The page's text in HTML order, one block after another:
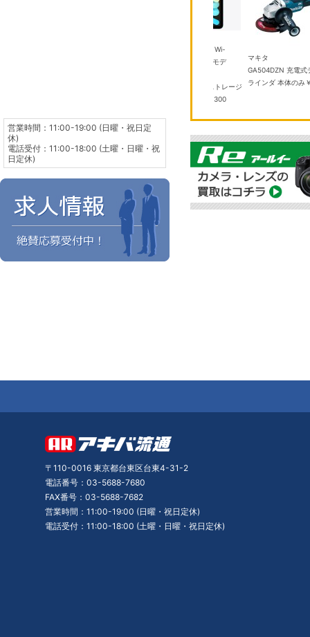
iPad mini 8.3インチ Wi-
Fi 256GB 2024年秋モデ
ー Apple A17 Pro ストレージ
￥104,300
マキタ
GA504DZN 充電式
ラインダ 本体のみ￥
営業時間：11:00-19:00 (日曜・祝日定
休)
電話受付：11:00-18:00 (土曜・日曜・祝
日定休)
〒110-0016 東京都台東区台東4-31-2
電話番号：03-5688-7680
FAX番号：03-5688-7682
営業時間：11:00-19:00 (日曜・祝日定休)
電話受付：11:00-18:00 (土曜・日曜・祝日定休)